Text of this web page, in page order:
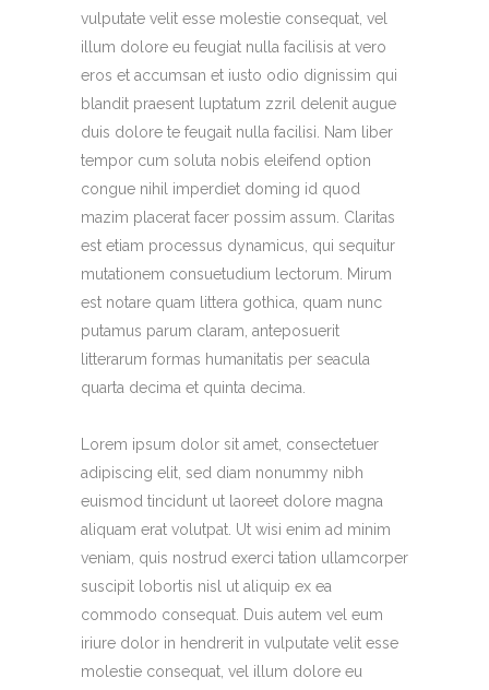
vulputate velit esse molestie consequat, vel
illum dolore eu feugiat nulla facilisis at vero
eros et accumsan et iusto odio dignissim qui
blandit praesent luptatum zzril delenit augue
duis dolore te feugait nulla facilisi. Nam liber
tempor cum soluta nobis eleifend option
congue nihil imperdiet doming id quod
mazim placerat facer possim assum. Claritas
est etiam processus dynamicus, qui sequitur
mutationem consuetudium lectorum. Mirum
est notare quam littera gothica, quam nunc
putamus parum claram, anteposuerit
litterarum formas humanitatis per seacula
quarta decima et quinta decima.
Lorem ipsum dolor sit amet, consectetuer
adipiscing elit, sed diam nonummy nibh
euismod tincidunt ut laoreet dolore magna
aliquam erat volutpat. Ut wisi enim ad minim
veniam, quis nostrud exerci tation ullamcorper
suscipit lobortis nisl ut aliquip ex ea
commodo consequat. Duis autem vel eum
iriure dolor in hendrerit in vulputate velit esse
molestie consequat, vel illum dolore eu